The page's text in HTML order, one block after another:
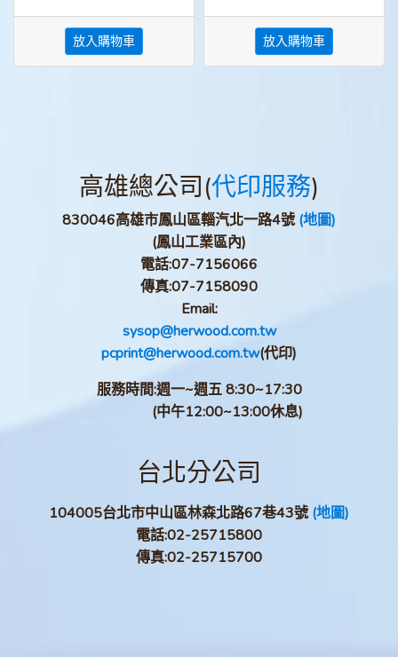
放入購物車 放入購物車
高雄總公司(代印服務)
830046高雄市鳳山區輜汽北一路4號(地圖)
(鳳山工業區內)
電話:07-7156066
傳真:07-7158090
Email:
sysop@herwood.com.tw
pcprint@herwood.com.tw(代印)
服務時間:週一~週五 8:30~17:30
(中午12:00~13:00休息)
台北分公司
104005台北市中山區林森北路67巷43號(地圖)
電話:02-25715800
傳真:02-25715700